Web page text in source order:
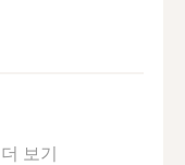
더 보기